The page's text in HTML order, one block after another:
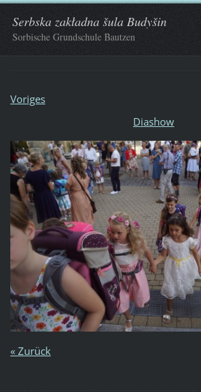
Serbska zakładna šula Budyšin
Sorbische Grundschule Bautzen
Voriges
Diashow
« Zurück